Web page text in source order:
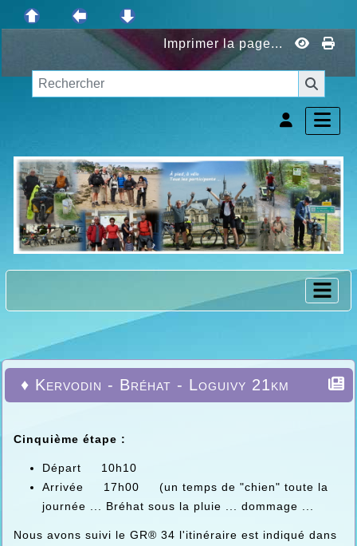
Imprimer la page...
♦ Kervodin - Bréhat - Loguivy 21km
Cinquième étape :
Départ 10h10
Arrivée 17h00 (un temps de "chien" toute la
journée ... Bréhat sous la pluie ... dommage ...
Nous avons suivi le GR® 34 l'itinéraire est indiqué dans